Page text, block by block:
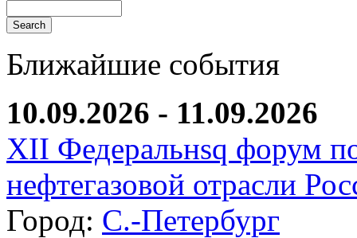
Ближайшие события
10.09.2026 - 11.09.2026
XII Федеральнsq форум
нефтегазовой отрасли
Город: С.-Петербург